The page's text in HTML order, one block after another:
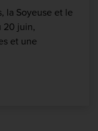
la Soyeuse et le
20 juin,
et une